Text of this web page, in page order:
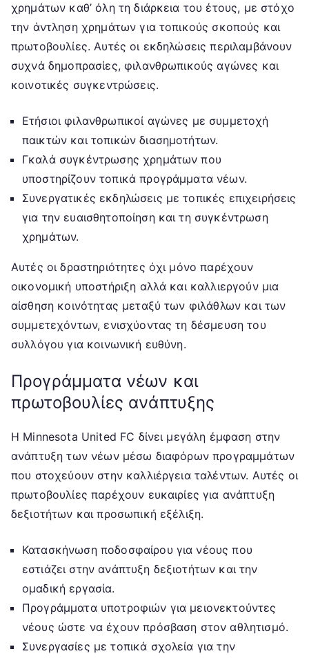
χρημάτων καθ’ όλη τη διάρκεια του έτους, με στόχο
την άντληση χρημάτων για τοπικούς σκοπούς και
πρωτοβουλίες. Αυτές οι εκδηλώσεις περιλαμβάνουν
συχνά δημοπρασίες, φιλανθρωπικούς αγώνες και
κοινοτικές συγκεντρώσεις.
Ετήσιοι φιλανθρωπικοί αγώνες με συμμετοχή
παικτών και τοπικών διασημοτήτων.
Γκαλά συγκέντρωσης χρημάτων που
υποστηρίζουν τοπικά προγράμματα νέων.
Συνεργατικές εκδηλώσεις με τοπικές επιχειρήσεις
για την ευαισθητοποίηση και τη συγκέντρωση
χρημάτων.
Αυτές οι δραστηριότητες όχι μόνο παρέχουν
οικονομική υποστήριξη αλλά και καλλιεργούν μια
αίσθηση κοινότητας μεταξύ των φιλάθλων και των
συμμετεχόντων, ενισχύοντας τη δέσμευση του
συλλόγου για κοινωνική ευθύνη.
Προγράμματα νέων και
πρωτοβουλίες ανάπτυξης
Η Minnesota United FC δίνει μεγάλη έμφαση στην
ανάπτυξη των νέων μέσω διαφόρων προγραμμάτων
που στοχεύουν στην καλλιέργεια ταλέντων. Αυτές οι
πρωτοβουλίες παρέχουν ευκαιρίες για ανάπτυξη
δεξιοτήτων και προσωπική εξέλιξη.
Κατασκήνωση ποδοσφαίρου για νέους που
εστιάζει στην ανάπτυξη δεξιοτήτων και την
ομαδική εργασία.
Προγράμματα υποτροφιών για μειονεκτούντες
νέους ώστε να έχουν πρόσβαση στον αθλητισμό.
Συνεργασίες με τοπικά σχολεία για την